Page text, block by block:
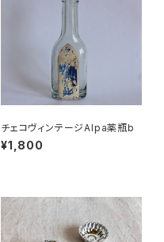
チェコヴィンテージAlpa薬瓶b
¥1,800